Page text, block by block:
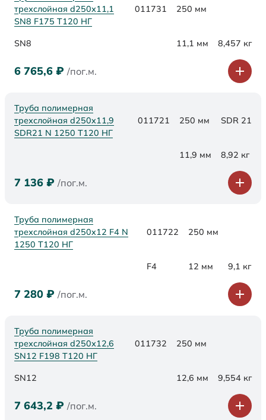
трехслойная d250х11,1
SN8 F175 Т120 НГ
011731 250 мм
SN8 11,1 мм 8,457 кг
6 765,6 ₽ /пог.м.
Труба полимерная
трехслойная d250x11,9
SDR21 N 1250 Т120 НГ
011721 250 мм SDR 21
11,9 мм 8,92 кг
7 136 ₽ /пог.м.
Труба полимерная
трехслойная d250x12 F4 N
1250 Т120 НГ
011722 250 мм
F4 12 мм 9,1 кг
7 280 ₽ /пог.м.
Труба полимерная
трехслойная d250х12,6
SN12 F198 Т120 НГ
011732 250 мм
SN12 12,6 мм 9,554 кг
7 643,2 ₽ /пог.м.